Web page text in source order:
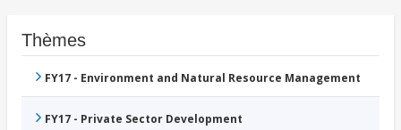
Thèmes
FY17 - Environment and Natural Resource Management
FY17 - Private Sector Development